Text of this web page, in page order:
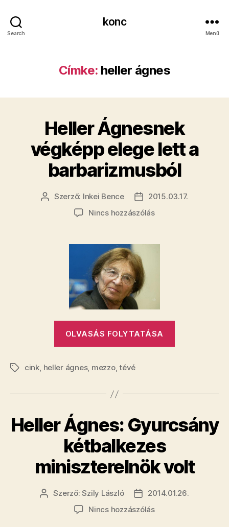
Search
konc
Menü
Címke: heller ágnes
Heller Ágnesnek
végképp elege lett a
barbarizmusból
Bejegyzés
szerzője
Szerző: Inkei Bence
Bejegyzés
dátuma
2015.03.17.
Nincs hozzászólása(z)
végképp
bejegyzéshez
OLVASÁS FOLYTATÁSA
a
Címkék
cink, heller ágnes, mezzo,tévé
​Heller Ágnes: Gyurcsány
kétbalkezes
miniszterelnök volt
Bejegyzés
Szerző:Szily László
Bejegyzés
dátuma
2014.01.26.
Nincs hozzászólása(z)